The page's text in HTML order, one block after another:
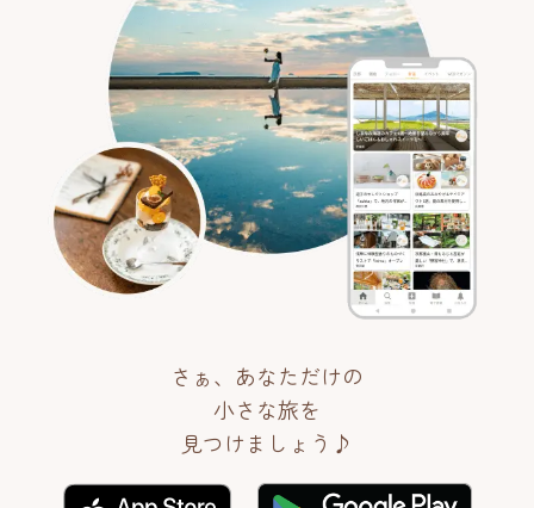
さぁ、あなただけの
小さな旅を
見つけましょう♪